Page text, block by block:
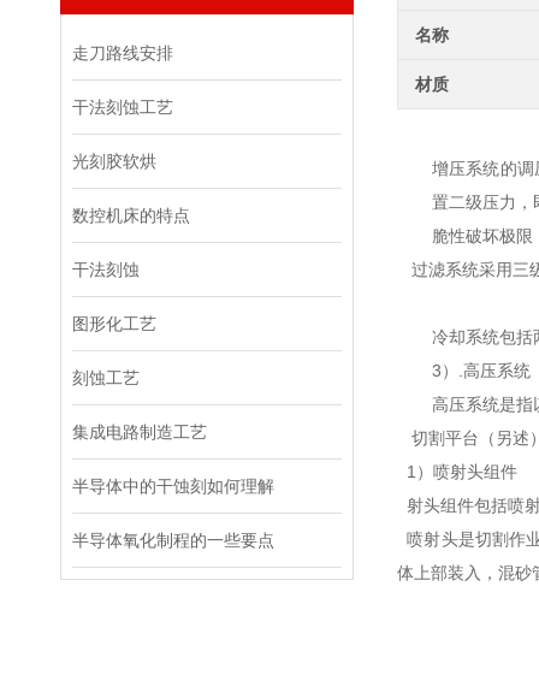
走刀路线安排
干法刻蚀工艺
光刻胶软烘
数控机床的特点
干法刻蚀
图形化工艺
刻蚀工艺
集成电路制造工艺
半导体中的干蚀刻如何理解
半导体氧化制程的一些要点
名称
材质
增压系统的
置二级压力，
脆性破坏极
过滤系统采用三
冷却系统包括
3）.高压系统
高压系统是指
切割平台（另述
1）喷射头组件
射头组件包括喷
喷射头是切割作
体上部装入，混砂